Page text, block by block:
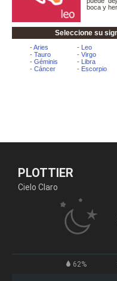
PLOTTIER
Cielo Claro
62%